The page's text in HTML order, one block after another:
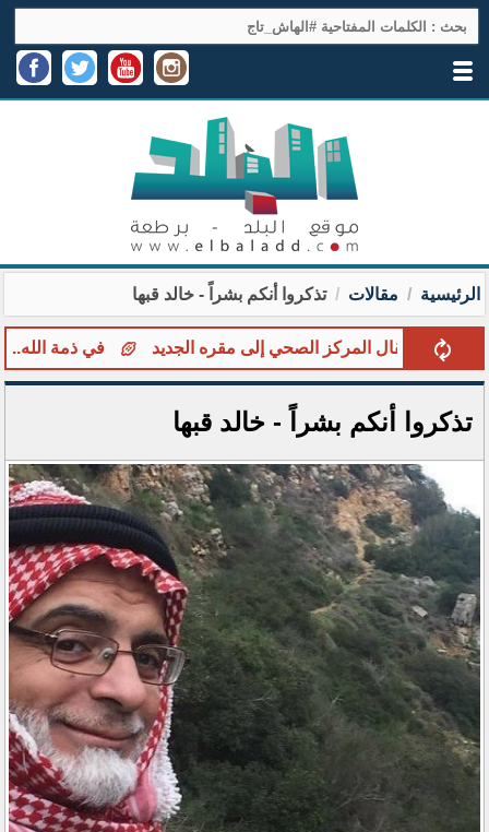
الرئيسية مقالات تذكروا أنكم بشراً - خالد قبها
انتقال المركز الصحي إلى مقره الجديد في ذمة الله...
تذكروا أنكم بشراً - خالد قبها